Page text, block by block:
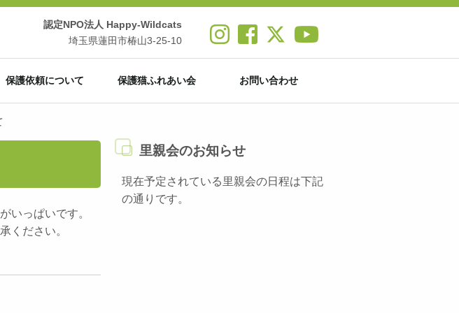
認定NPO法人 Happy-Wildcats
埼玉県蓮田市椿山3-25-10
保護依頼について 保護猫ふれあい会 お問い合わせ
いっぱいです。
ください。
里親会のお知らせ
現在予定されている里親会の日程は下記
の通りです。